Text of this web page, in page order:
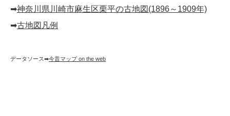
➡︎神奈川県川崎市麻生区栗平の古地図(1896～1909年)
➡︎古地図凡例
データソース➡︎今昔マップ on the web